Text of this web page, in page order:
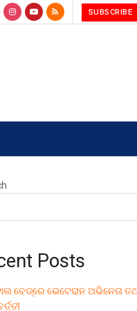
SUBSCRIBE
Posts
ବେଡ୍‌ରେ ଭେଟେରାନ ଅଭିନେତା